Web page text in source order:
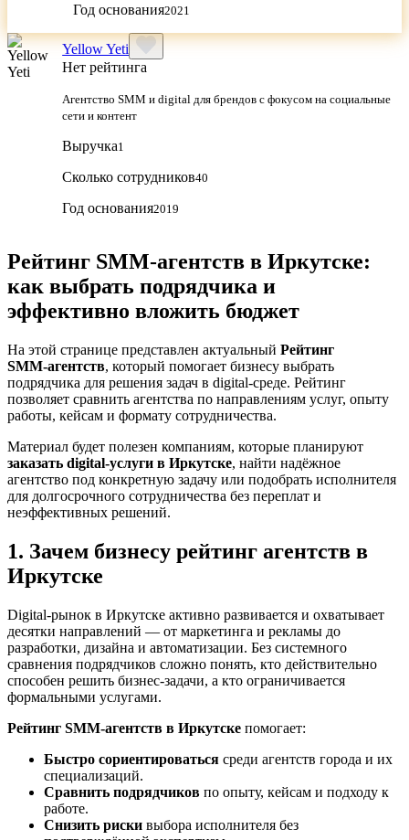
Год основания2021
Yellow Yeti
Нет рейтинга
Агентство SMM и digital для брендов с фокусом на социальные
сети и контент
Выручка1
Сколько сотрудников40
Год основания2019
Рейтинг SMM‑агентств в Иркутске:
как выбрать подрядчика и
эффективно вложить бюджет
На этой странице представлен актуальный Рейтинг
SMM‑агентств, который помогает бизнесу выбрать
подрядчика для решения задач в digital-среде. Рейтинг
позволяет сравнить агентства по направлениям услуг, опыту
работы, кейсам и формату сотрудничества.
Материал будет полезен компаниям, которые планируют
заказать digital-услуги в Иркутске, найти надёжное
агентство под конкретную задачу или подобрать исполнителя
для долгосрочного сотрудничества без переплат и
неэффективных решений.
1. Зачем бизнесу рейтинг агентств в
Иркутске
Digital-рынок в Иркутске активно развивается и охватывает
десятки направлений — от маркетинга и рекламы до
разработки, дизайна и автоматизации. Без системного
сравнения подрядчиков сложно понять, кто действительно
способен решить бизнес-задачи, а кто ограничивается
формальными услугами.
Рейтинг SMM‑агентств в Иркутске помогает:
Быстро сориентироваться среди агентств города и их
специализаций.
Сравнить подрядчиков по опыту, кейсам и подходу к
работе.
Снизить риски выбора исполнителя без